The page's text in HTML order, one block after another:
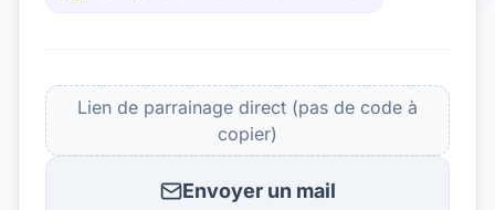
Lien de parrainage direct (pas de code à
copier)
Envoyer un mail